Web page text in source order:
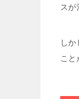
スが
し
こと